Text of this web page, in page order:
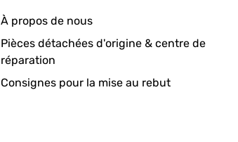
À propos de nous
Pièces détachées d'origine & centre de
réparation
Consignes pour la mise au rebut